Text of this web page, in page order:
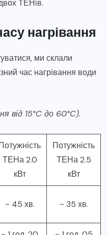
ТЕНів.
нагрівання
ми склали
час нагрівання води
від 15°C до 60°C).
ТЕНа 2.0
кВт
Потужність
ТЕНа 2.5
кВт
~ 45 хв. ~ 35 хв.